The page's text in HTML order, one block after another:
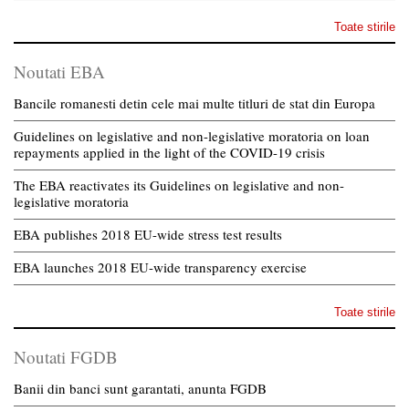
Toate stirile
Noutati EBA
Bancile romanesti detin cele mai multe titluri de stat din Europa
Guidelines on legislative and non-legislative moratoria on loan
repayments applied in the light of the COVID-19 crisis
The EBA reactivates its Guidelines on legislative and non-
legislative moratoria
EBA publishes 2018 EU-wide stress test results
EBA launches 2018 EU-wide transparency exercise
Toate stirile
Noutati FGDB
Banii din banci sunt garantati, anunta FGDB